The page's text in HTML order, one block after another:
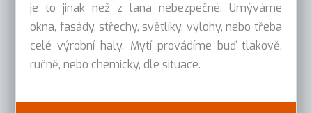
je to jinak než z lana nebezpečné. Umýváme
okna, fasády, střechy, světlíky, výlohy, nebo třeba
celé výrobní haly. Mytí provádíme buď tlakově,
ručně, nebo chemicky, dle situace.